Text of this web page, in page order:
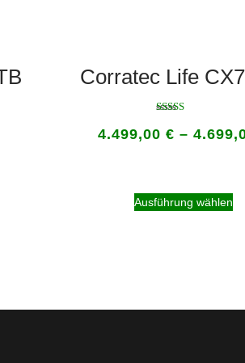
Corratec Life
4.499,00 € –
Ausführung wählen